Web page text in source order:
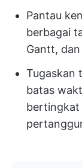
Pantau
berbagai
Gantt,
Tugaskan
batas
bertingkat